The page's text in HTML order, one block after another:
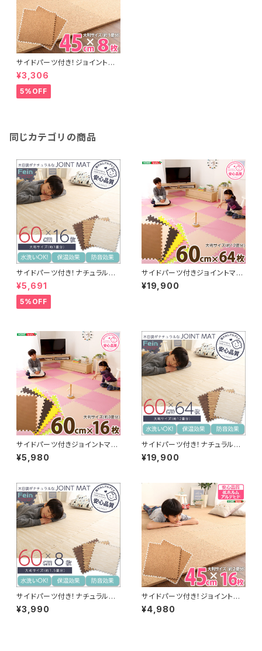
サイドパーツ付き！ジョイントコ
ルクマット 8枚セット(大判45c
m）安心の低ホルムアルデヒド、
防音、保温【Etle-エーテル-】
CMT-8
¥3,306
5%OFF
同じカテゴリの商品
サイドパーツ付き！ナチュラルな
木目調ジョイントマット 16枚セ
ット(大判60cm）安心の低ホル
ムアルデヒド、防音、保温【Fein-
ファイン-】
¥5,691
5%OFF
サイドパーツ付きジョイントマッ
ト 64枚セット(大判60cm）安心
の低ホルムアルデヒド、防音、保
¥19,900
サイドパーツ付きジョイントマッ
ト 16枚セット(大判60cm）安心
の低ホルムアルデヒド、防音、保
¥5,980
サイドパーツ付き！ナチュラルな
木目調ジョイントマット 64枚セ
ット(大判60cm）安心の低ホル
¥19,900
サイドパーツ付き！ナチュラルな
木目調ジョイントマット 8枚セッ
ト(大判60cm）安心の低ホルム
¥3,990
サイドパーツ付き！ジョイントコ
ルクマット 16枚セット(大判45c
m）安心の低ホルムアルデヒド、
¥4,980